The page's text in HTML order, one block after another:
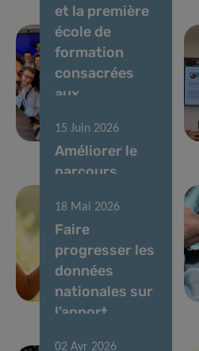
et la première
école de
formation
consacrées
aux
vocaux
15 Juin 2026
Améliorer le
parcours
des enfants
atteints de
maladies rares
au
Luxembourg
18 Mai 2026
Faire
progresser les
données
nationales sur
l’apport
02 Avr 2026